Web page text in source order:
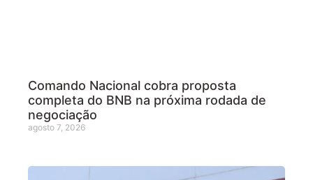
Comando Nacional cobra proposta
completa do BNB na próxima rodada de
negociação
agosto 7, 2026